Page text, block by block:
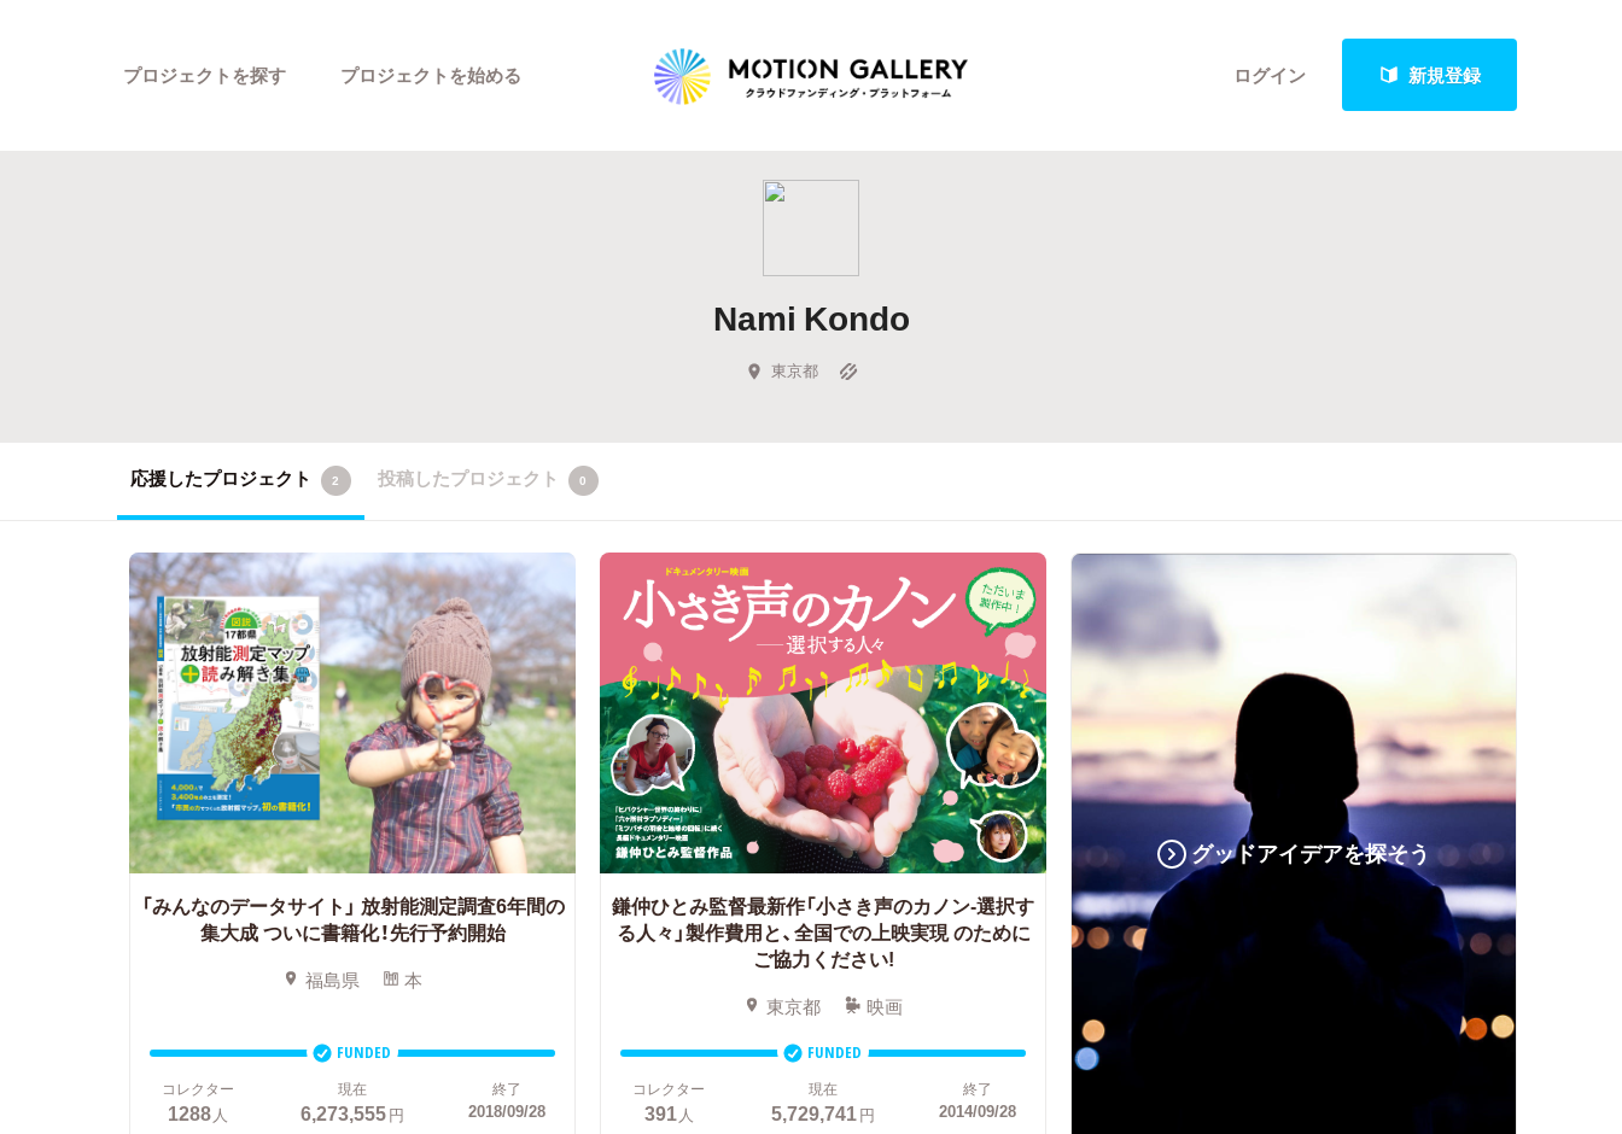
ログイン 新規登録
プロジェクトを探す
Highlight
Feature
キュレーターから探す
プロジェクトを始める
Nami Kondo
東京都
応援したプロジェクト 2 投稿したプロジェクト 0
「みんなのデータサイト」 放射能測定調査6年間の
集大成 ついに書籍化！先行予約開始
福島県 本
FUNDED
コレクター
1288人
現在
6,273,555円
終了
2018/09/28
鎌仲ひとみ監督最新作「小さき声のカノン-選択す
る人々」製作費用と、全国での上映実現 のために
ご協力ください!
東京都 映画
FUNDED
コレクター
391人
現在
5,729,741円
終了
2014/09/28
グッドアイデアを探そう